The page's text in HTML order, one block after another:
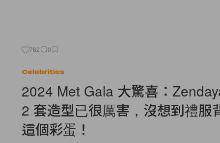
762 0
Celebrities
2024 Met Gala 大驚喜：
2 套造型已很厲害，沒想到禮服
這個彩蛋！